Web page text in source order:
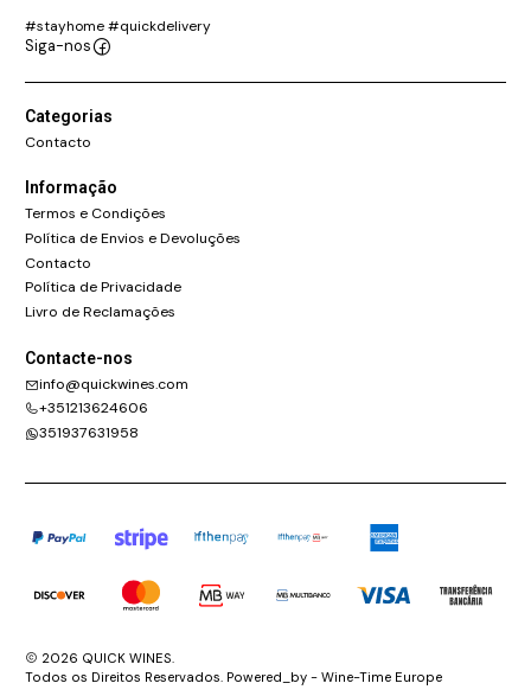
#stayhome #quickdelivery
Siga-nos
Categorias
Contacto
Informação
Termos e Condições
Política de Envios e Devoluções
Contacto
Política de Privacidade
Livro de Reclamações
Contacte-nos
info@quickwines.com
+351213624606
351937631958
2026 QUICK WINES.
Todos os Direitos Reservados. Powered_by - Wine-Time Europe